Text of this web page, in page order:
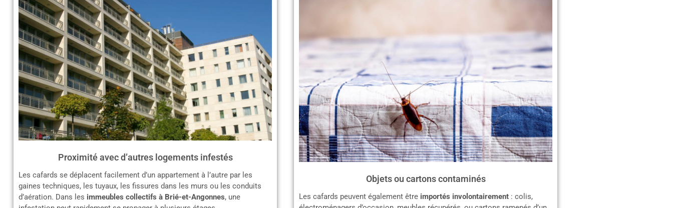
Proximité avec d’autres logements infestés
Les cafards se déplacent facilement d’un appartement à l’autre par les
gaines techniques, les tuyaux, les fissures dans les murs ou les conduits
d’aération. Dans les immeubles collectifs à Brié-et-Angonnes, une
Objets ou cartons contaminés
Les cafards peuvent également être importés involontairement : colis,